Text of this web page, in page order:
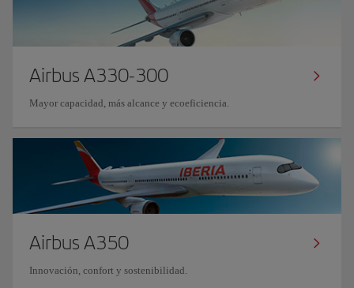
Airbus A330-300
Mayor capacidad, más alcance y ecoeficiencia.
Airbus A350
Innovación, confort y sostenibilidad.